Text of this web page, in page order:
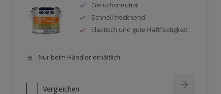
Geruchsneutral
Schnell trocknend
Elastisch und gute Haftfestigkeit
Nur beim Händler erhältlich
Vergleichen